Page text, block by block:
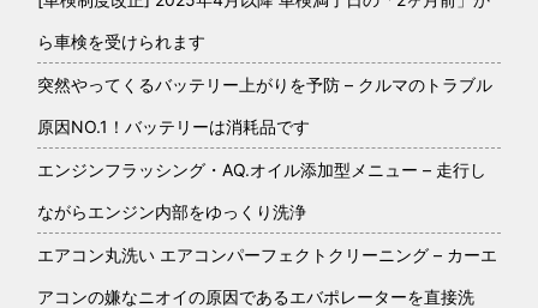
ら車検を受けられます
突然やってくるバッテリー上がりを予防 – クルマのトラブル
原因NO.1！バッテリーは消耗品です
エンジンフラッシング・AQ.オイル添加型メニュー – 走行し
ながらエンジン内部をゆっくり洗浄
エアコン丸洗い エアコンパーフェクトクリーニング – カーエ
アコンの嫌なニオイの原因であるエバポレーターを直接洗